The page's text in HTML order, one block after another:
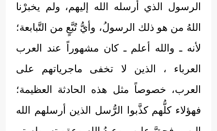
الرسول الذي أرسله الله إليهم، ولم يخبرْنا
اللهُ من هو ذلك الرسولُ، وأيُّ تُبَّعٍ من التَّبابعة؛
لأنه ـ والله أعلم ـ كان مشهوراً عند العرب
العرباء ، الذين لا تخفى ماجرياتهم على
العرب، خصوصاً مثل هذه الحادثة العظيمة؛
فهؤلاء كلُّهم كذَّبوا الرُّسل الذين أرسلهم الله